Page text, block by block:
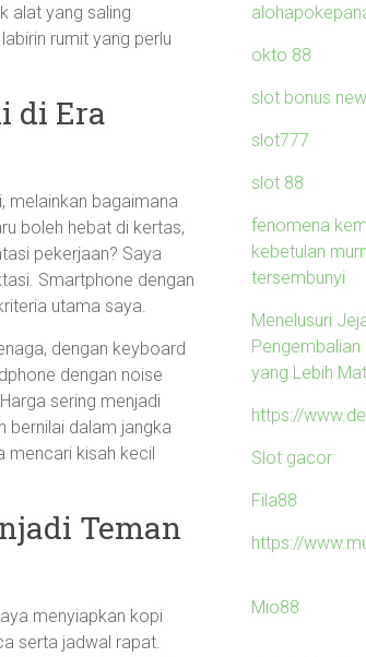
alat yang saling
rumit yang perlu
di Era
melainkan bagaimana
boleh hebat di kertas,
pekerjaan? Saya
Smartphone dengan
utama saya.
dengan keyboard
dengan noise
sering menjadi
bernilai dalam jangka
mencari kisah kecil
Teman
menyiapkan kopi
serta jadwal rapat.
okto 88
slot bonus
slot777
slot 88
fenomena
kebetulan
tersembunyi
Menelusuri
Pengembalian
yang Lebih
https://
Slot gacor
Fila88
https://
Mio88